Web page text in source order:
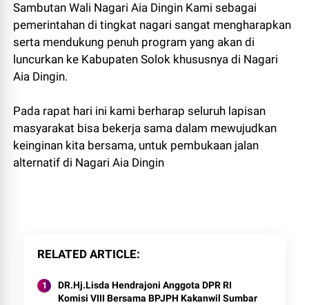
Sambutan Wali Nagari Aia Dingin Kami sebagai
pemerintahan di tingkat nagari sangat mengharapkan
serta mendukung penuh program yang akan di
luncurkan ke Kabupaten Solok khususnya di Nagari
Aia Dingin.
Pada rapat hari ini kami berharap seluruh lapisan
masyarakat bisa bekerja sama dalam mewujudkan
keinginan kita bersama, untuk pembukaan jalan
alternatif di Nagari Aia Dingin
RELATED ARTICLE
DR.Hj.Lisda Hendrajoni Anggota DPR RI
Komisi VIII Bersama BPJPH Kakanwil Sumbar